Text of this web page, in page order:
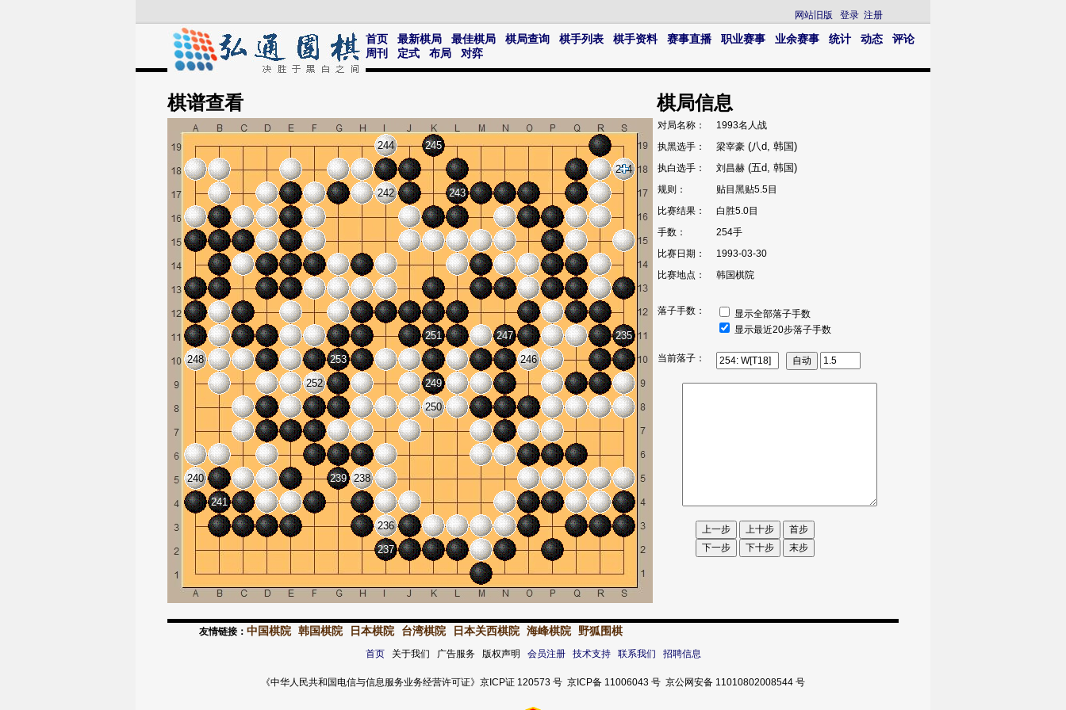
网站旧版 登录 注册
首页 最新棋局 最佳棋局 棋局查询 棋手列表 棋手资料 赛事直播 职业赛事 业余赛事 统计 动态
评论
周刊
定式 布局 对弈
棋谱查看
235
236
237
238
239
240
241
242 243
244 245
246
247
248
249
250
251
252
253
254
棋局信息
对局名称：
1993名人战
执黑选手：
梁宰豪 (八d, 韩国)
执白选手： 刘昌赫 (五d, 韩国)
规则：
贴目黑贴5.5目
比赛结果：
白胜5.0目
手数：
254手
比赛日期：
1993-03-30
比赛地点：
韩国棋院
落子手数：
显示全部落子手数
显示最近20步落子手数
当前落子：
友情链接： 中国棋院 韩国棋院 日本棋院 台湾棋院 日本关西棋院 海峰棋院 野狐围棋
首页关于我们 广告服务 版权声明 会员注册 技术支持 联系我们 招聘信息
《中华人民共和国电信与信息服务业务经营许可证》京ICP证 120573 号 京ICP备 11006043 号 京公网安备 11010802008544 号